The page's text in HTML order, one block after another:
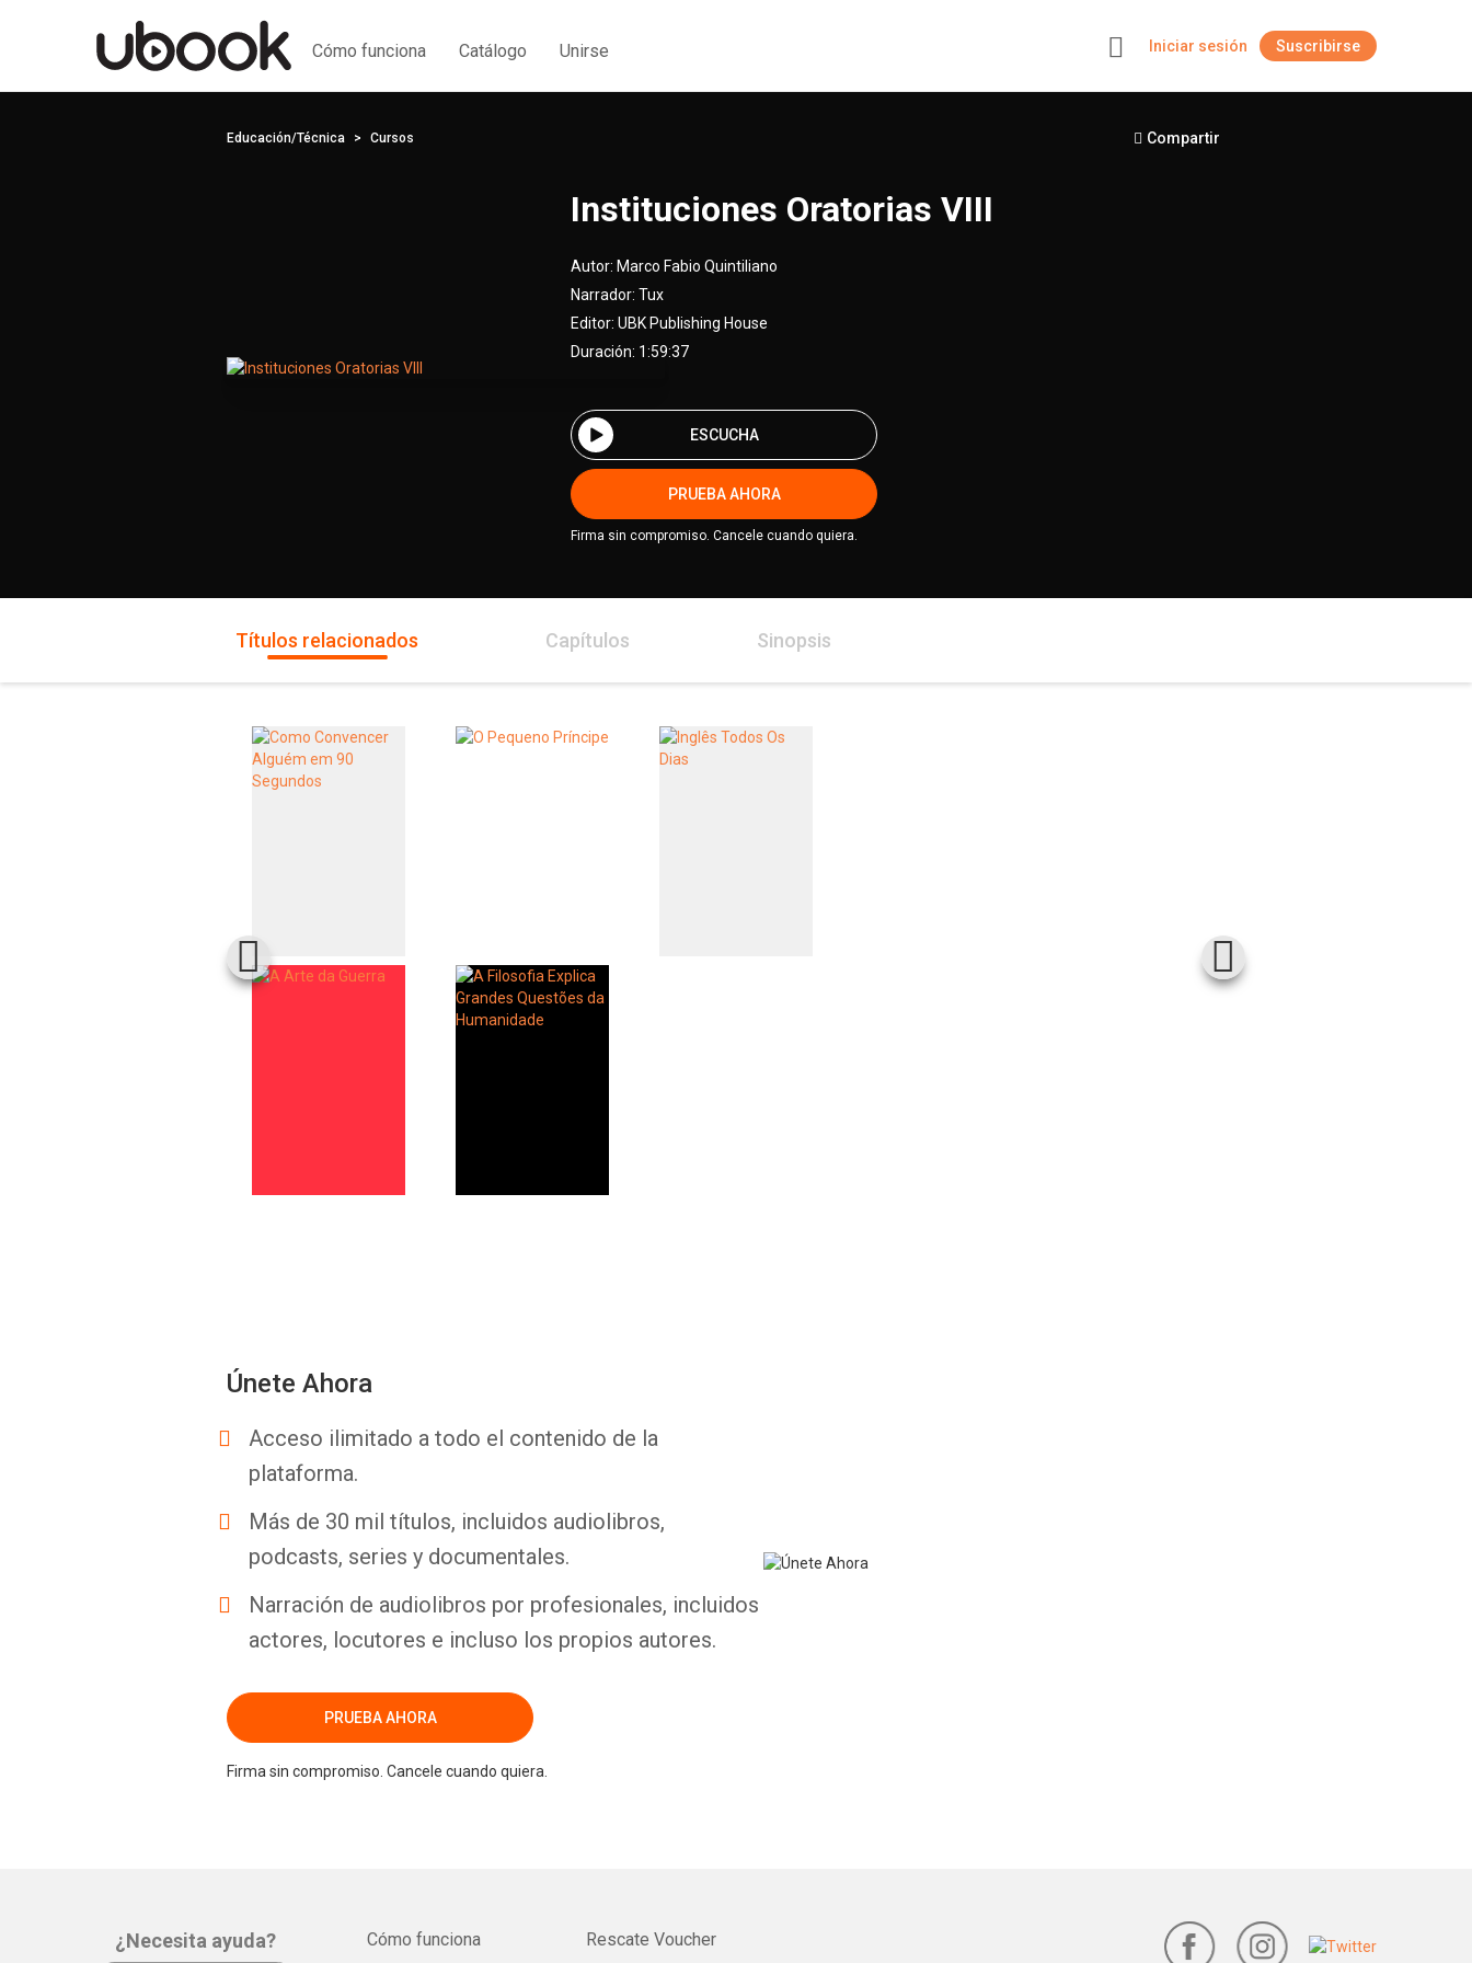
Cómo funciona Catálogo Unirse Iniciar sesión Suscribirse
Educación/Técnica Cursos Compartir
Instituciones Oratorias VIII
Autor: Marco Fabio Quintiliano
Narrador: Tux
Editor: UBK Publishing House
Duración: 1:59:37
ESCUCHA
PRUEBA AHORA
Firma sin compromiso. Cancele cuando quiera.
Títulos relacionados Capítulos Sinopsis
Únete Ahora
Acceso ilimitado a todo el contenido de la
plataforma.
Más de 30 mil títulos, incluidos audiolibros,
podcasts, series y documentales.
Narración de audiolibros por profesionales, incluidos
actores, locutores e incluso los propios autores.
PRUEBA AHORA
Firma sin compromiso. Cancele cuando quiera.
¿Necesita ayuda? Cómo funciona Rescate Voucher